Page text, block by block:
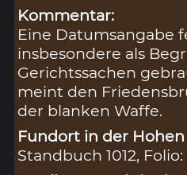
Kommentar:
Eine Datumsangabe
insbesondere als
Gerichtssachen
meint den
der blanken Waffe.
Fundort in der
Standbuch 1012,